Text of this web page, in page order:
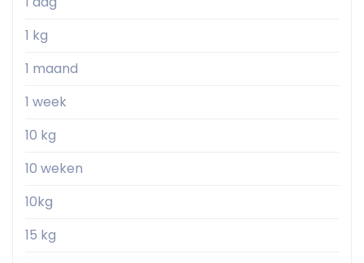
1 kg
1 maand
1 week
10 kg
10 weken
10kg
15 kg